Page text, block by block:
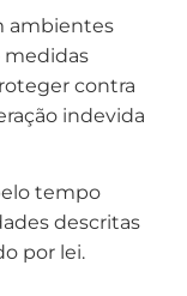
ambientes
medidas
contra
indevida
tempo
descritas
por lei.